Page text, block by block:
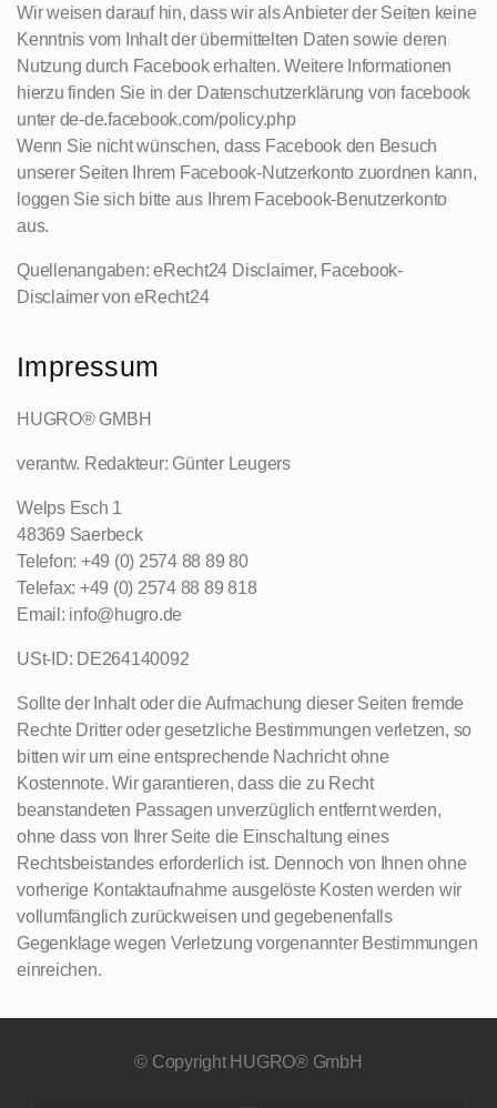
Wir weisen darauf hin, dass wir als Anbieter der Seiten keine
Kenntnis vom Inhalt der übermittelten Daten sowie deren
Nutzung durch Facebook erhalten. Weitere Informationen
hierzu finden Sie in der Datenschutzerklärung von facebook
unter de-de.facebook.com/policy.php
Wenn Sie nicht wünschen, dass Facebook den Besuch
unserer Seiten Ihrem Facebook-Nutzerkonto zuordnen kann,
loggen Sie sich bitte aus Ihrem Facebook-Benutzerkonto
aus.
Quellenangaben: eRecht24 Disclaimer, Facebook-
Disclaimer von eRecht24
Impressum
HUGRO® GMBH
verantw. Redakteur: Günter Leugers
Welps Esch 1
48369 Saerbeck
Telefon: +49 (0) 2574 88 89 80
Telefax: +49 (0) 2574 88 89 818
Email: info@hugro.de
USt-ID: DE264140092
Sollte der Inhalt oder die Aufmachung dieser Seiten fremde
Rechte Dritter oder gesetzliche Bestimmungen verletzen, so
bitten wir um eine entsprechende Nachricht ohne
Kostennote. Wir garantieren, dass die zu Recht
beanstandeten Passagen unverzüglich entfernt werden,
ohne dass von Ihrer Seite die Einschaltung eines
Rechtsbeistandes erforderlich ist. Dennoch von Ihnen ohne
vorherige Kontaktaufnahme ausgelöste Kosten werden wir
vollumfänglich zurückweisen und gegebenenfalls
Gegenklage wegen Verletzung vorgenannter Bestimmungen
einreichen.
© Copyright HUGRO® GmbH